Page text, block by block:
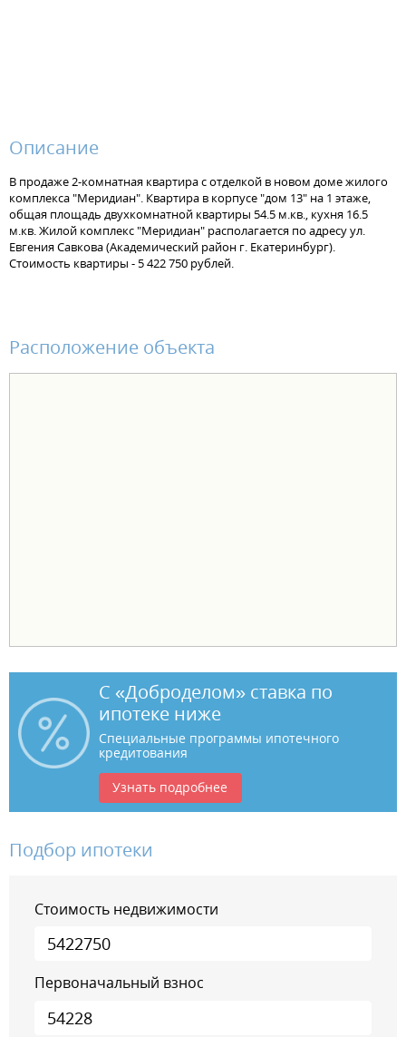
Описание
В продаже 2-комнатная квартира с отделкой в новом доме жилого
комплекса "Меридиан". Квартира в корпусе "дом 13" на 1 этаже,
общая площадь двухкомнатной квартиры 54.5 м.кв., кухня 16.5
м.кв. Жилой комплекс "Меридиан" располагается по адресу ул.
Евгения Савкова (Академический район г. Екатеринбург).
Стоимость квартиры - 5 422 750 рублей.
Расположение объекта
С «Доброделом» ставка по
ипотеке ниже
Специальные программы ипотечного
кредитования
Узнать подробнее
Подбор ипотеки
Стоимость недвижимости
Первоначальный взнос